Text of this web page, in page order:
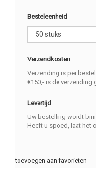
Besteleenheid
Verzendkosten
Verzending is per
€150,- is de verzending
Levertijd
Uw bestelling wordt
Heeft u spoed, laat het
toevoegen aan favorieten